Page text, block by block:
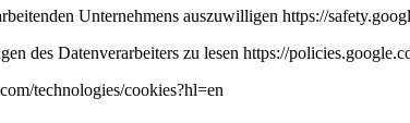
Unternehmens auszuwilligen https://
des Datenverarbeiters zu lesen https://
technologies/cookies?hl=en